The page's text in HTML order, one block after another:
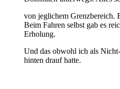
von jeglichem Grenzbereich.
Beim Fahren selbst gab es
Erholung.
Und das obwohl ich als
hinten drauf hatte.